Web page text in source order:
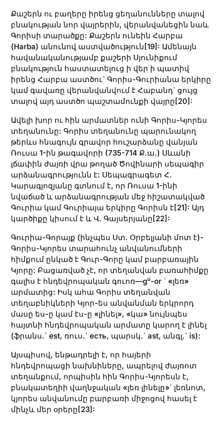
Քաշերն ու բաղերը իրենց ցեղանունները տալով
բնակության նոր վայրերին, վերանվանեցին նաև
Գորիսի տարածքը: Քաշերն ունեին Հարբա
(Harba) անունով աստվածություն[19]: Ամենայն
հավանականությամբ քաշերի Սյունիքում
բնակություն հաստատելուց ի վեր ի պատիվ
իրենց Հարբա աստծու` Գորիս-Գուրիանա երկիրը
կամ գավառը վերանվանվում է Հաբանդ` ցույց
տալով այդ աստծո պաշտամունքի վայրը[20]:
Ավելի խոր ու հին արմատներ ունի Գորիս-Կյորես
տեղանունը: Գորիս տեղանունը պարունակող
թերևս հնագույն գրավոր հուշարձանը վանյան
Ռուսա 1-ին թագավորի (735-714 Ք.ա.) Սևանի
լճափին ժայռի վրա թողած Ծովինարի սեպագիր
արձանագրությունն է: Սեպագրագետ Հ.
Կարագյոզյանը գտնում է, որ Ռուսա 1-ինի
նվաճած և արձանագրության մեջ հիշատակված
Գուրիա կամ Գուրիայա երկիրը Գորիսն է[21]: Այդ
կարծիքը կիսում է և Վ. Գայսերյանը[22]:
Գուրիա-Գորայք (ինչպես Ստ. Օրբելյանի մոտ է)-
Գորիս-Կյորես տարահունչ անվանումների
հիմքում ընկած է Գուր-Գորը կամ բարբառային
Կյորը: Բացառված չէ, որ տեղանվան բառահիմքը
գալիս է հնդեվրոպական գուոռ—gu-or ` «լեռ»
արմատից: Իսկ ահա Գորիս տեղանվան
տեղաբնիկների Կյոր-ես անվանման երկրորդ
մասը ես-ը կամ էս-ը «լինել», «կա» նույնպես
հայտնի հնդեվրոպական արմատը կարող է լինել
(ֆրանս.` est, ռուս.` есть, պարսկ.` ast, անգլ.` is):
Այսպիսով, ենթադրելի է, որ հայերի
հնդեվրոպացի նախնիները, ապրելով ժայռոտ
տեղանքում, որպիսին հին Գորիս-Կյորեսն է,
բնակատեղիի վաղնջական «լեռ լինելը»` լեռնոտ,
կյորես անվանումը բարբառի միջոցով հասել է
մինչև մեր օրերը[23]: